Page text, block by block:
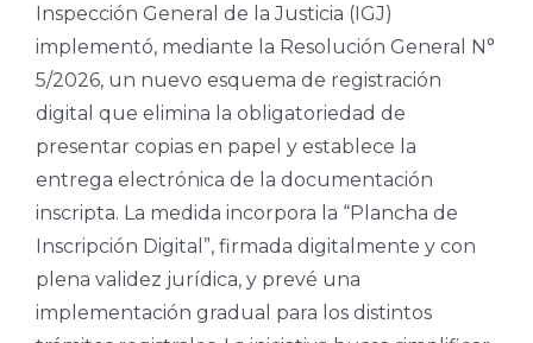
Inspección General de la Justicia (IGJ)
implementó, mediante la Resolución General N°
5/2026, un nuevo esquema de registración
digital que elimina la obligatoriedad de
presentar copias en papel y establece la
entrega electrónica de la documentación
inscripta. La medida incorpora la “Plancha de
Inscripción Digital”, firmada digitalmente y con
plena validez jurídica, y prevé una
implementación gradual para los distintos